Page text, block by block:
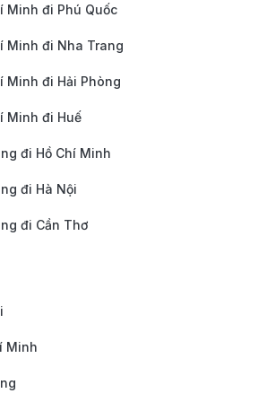
nền tảng khác.
24/7: Đội ngũ tư vấn viên luôn
trả vé.
Chỉ với vài cú nhấp chuột,
so sánh và đặt vé một cách
dễ dàng.
toán như thẻ tín dụng, ví điện
ngân hàng.
chỗ ngồi hoặc đặt vé khứ hồi
khi sử dụng dịch vụ trên 190
Minh đi Phú Quốc
Minh đi Nha Trang
Minh đi Hải Phòng
Minh đi Huế
đi Hồ Chí Minh
đi Hà Nội
đi Cần Thơ
Minh